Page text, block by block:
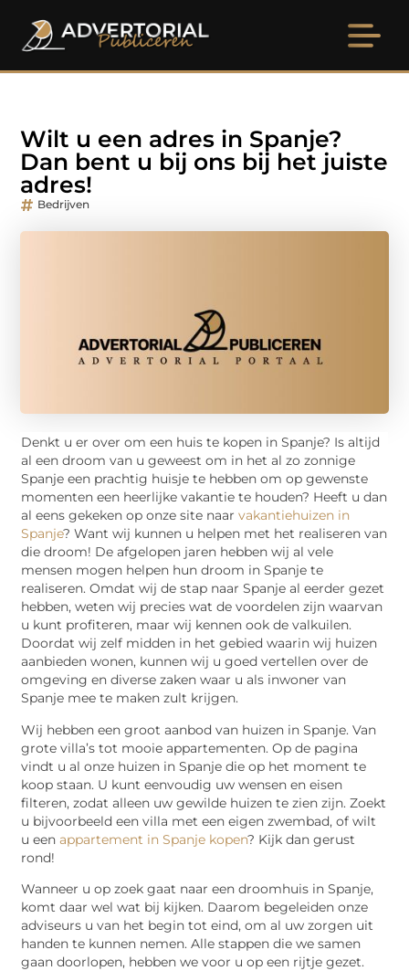
Wilt u een adres in Spanje?
Dan bent u bij ons bij het juiste
adres!
Bedrijven
Denkt u er over om een huis te kopen in Spanje? Is altijd
al een droom van u geweest om in het al zo zonnige
Spanje een prachtig huisje te hebben om op gewenste
momenten een heerlijke vakantie te houden? Heeft u dan
al eens gekeken op onze site naarvakantiehuizen in
Spanje? Want wij kunnen u helpen met het realiseren van
die droom! De afgelopen jaren hebben wij al vele
mensen mogen helpen hun droom in Spanje te
realiseren. Omdat wij de stap naar Spanje al eerder gezet
hebben, weten wij precies wat de voordelen zijn waarvan
u kunt profiteren, maar wij kennen ook de valkuilen.
Doordat wij zelf midden in het gebied waarin wij huizen
aanbieden wonen, kunnen wij u goed vertellen over de
omgeving en diverse zaken waar u als inwoner van
Spanje mee te maken zult krijgen.
Wij hebben een groot aanbod van huizen in Spanje. Van
grote villa’s tot mooie appartementen. Op de pagina
vindt u al onze huizen in Spanje die op het moment te
koop staan. U kunt eenvoudig uw wensen en eisen
filteren, zodat alleen uw gewilde huizen te zien zijn. Zoekt
u bijvoorbeeld een villa met een eigen zwembad, of wilt
u eenappartement in Spanje kopen? Kijk dan gerust
rond!
Wanneer u op zoek gaat naar een droomhuis in Spanje,
komt daar wel wat bij kijken. Daarom begeleiden onze
adviseurs u van het begin tot eind, om al uw zorgen uit
handen te kunnen nemen. Alle stappen die we samen
gaan doorlopen, hebben we voor u op een rijtje gezet.